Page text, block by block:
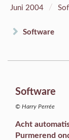
Juni 2004 /
Software
Software
© Harry Perrée
Acht
Purmerend